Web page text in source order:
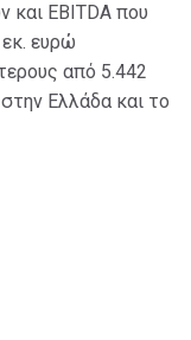
και EBITDA που
ευρώ
από 5.442
Ελλάδα και το